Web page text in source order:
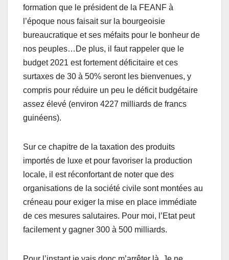
formation que le président de la FEANF à
l’époque nous faisait sur la bourgeoisie
bureaucratique et ses méfaits pour le bonheur de
nos peuples…De plus, il faut rappeler que le
budget 2021 est fortement déficitaire et ces
surtaxes de 30 à 50% seront les bienvenues, y
compris pour réduire un peu le déficit budgétaire
assez élevé (environ 4227 milliards de francs
guinéens).
Sur ce chapitre de la taxation des produits
importés de luxe et pour favoriser la production
locale, il est réconfortant de noter que des
organisations de la société civile sont montées au
créneau pour exiger la mise en place immédiate
de ces mesures salutaires. Pour moi, l’Etat peut
facilement y gagner 300 à 500 milliards.